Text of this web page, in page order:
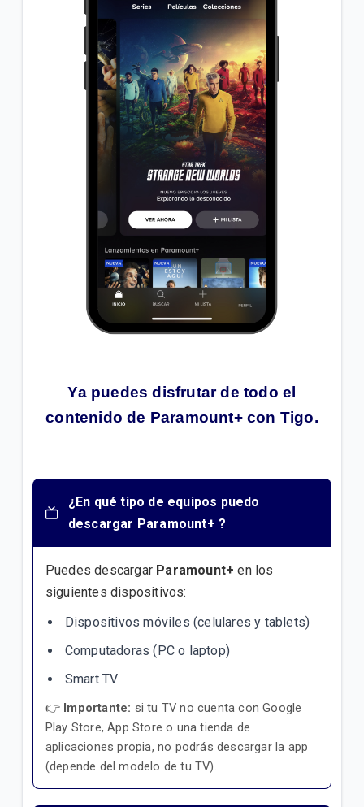
Ya puedes disfrutar de todo el
contenido de Paramount+ con Tigo.
¿En qué tipo de equipos puedo
descargar Paramount+ ?
Puedes descargar Paramount+en los
siguientes dispositivos:
Dispositivos móviles (celulares y tablets)
Computadoras (PC o laptop)
Smart TV
👉 Importante: si tu TV no cuenta con Google
Play Store, App Store o una tienda de
aplicaciones propia, no podrás descargar la app
(depende del modelo de tu TV).